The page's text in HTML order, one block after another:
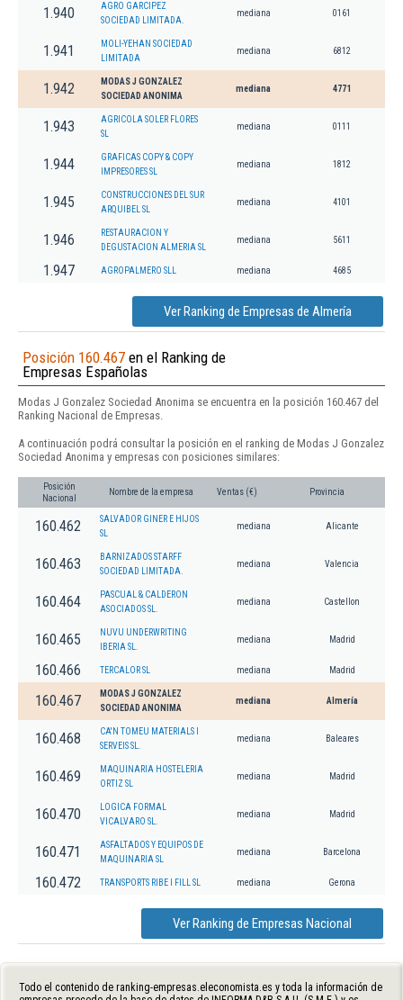
1.940
AGRO GARCIPEZ
SOCIEDAD LIMITADA.
mediana 0161
1.941
MOLI-YEHAN SOCIEDAD
LIMITADA
mediana 6812
1.942
MODAS J GONZALEZ
SOCIEDAD ANONIMA
mediana 4771
1.943
AGRICOLA SOLER FLORES
SL
mediana 0111
1.944
GRAFICAS COPY & COPY
IMPRESORES SL
mediana 1812
1.945
CONSTRUCCIONES DEL SUR
ARQUIBEL SL
mediana 4101
1.946
RESTAURACION Y
DEGUSTACION ALMERIA SL
mediana 5611
1.947 AGROPALMERO SLL mediana 4685
Ver Ranking de Empresas de Almería
Posición 160.467 en el Ranking de
Empresas Españolas
Modas J Gonzalez Sociedad Anonima se encuentra en la posición 160.467 del
Ranking Nacional de Empresas.
A continuación podrá consultar la posición en el ranking de Modas J Gonzalez
Sociedad Anonima y empresas con posiciones similares:
Posición
Nacional
Nombre de la empresa Ventas (€) Provincia
160.462
SALVADOR GINER E HIJOS
SL
mediana Alicante
160.463
BARNIZADOS STARFF
SOCIEDAD LIMITADA.
mediana Valencia
160.464
PASCUAL & CALDERON
ASOCIADOS SL.
mediana Castellon
160.465
NUVU UNDERWRITING
IBERIA SL.
mediana Madrid
160.466 TERCALOR SL mediana Madrid
160.467
MODAS J GONZALEZ
SOCIEDAD ANONIMA
mediana Almería
160.468
CA'N TOMEU MATERIALS I
SERVEIS SL.
mediana Baleares
160.469
MAQUINARIA HOSTELERIA
ORTIZ SL
mediana Madrid
160.470
LOGICA FORMAL
VICALVARO SL.
mediana Madrid
160.471
ASFALTADOS Y EQUIPOS DE
MAQUINARIA SL
mediana Barcelona
160.472 TRANSPORTS RIBE I FILL SL mediana Gerona
Ver Ranking de Empresas Nacional
Todo el contenido de ranking-empresas.eleconomista.es y toda la información de